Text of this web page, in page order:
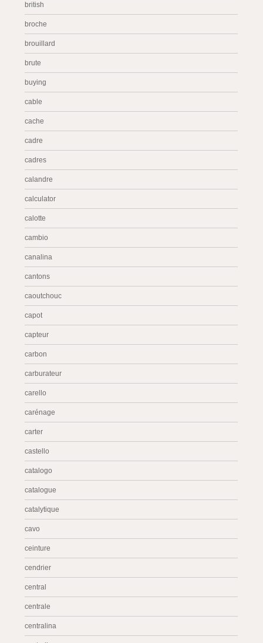
british
broche
brouillard
brute
buying
cable
cache
cadre
cadres
calandre
calculator
calotte
cambio
canalina
cantons
caoutchouc
capot
capteur
carbon
carburateur
carello
carénage
carter
castello
catalogo
catalogue
catalytique
cavo
ceinture
cendrier
central
centrale
centralina